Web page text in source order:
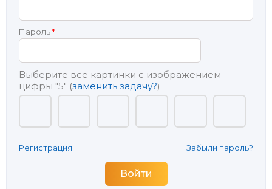
Пароль*:
Выберите все картинки с изображением
цифры "5" (заменить задачу?)
Регистрация Забыли пароль?